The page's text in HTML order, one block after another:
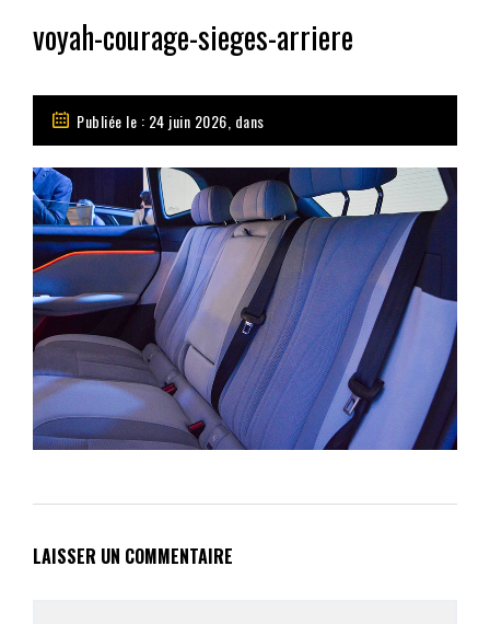
voyah-courage-sieges-arriere
Publiée le : 24 juin 2026, dans
LAISSER UN COMMENTAIRE